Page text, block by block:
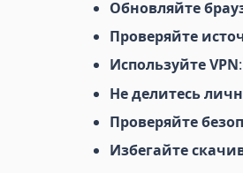
Обновляйте
Проверяйте
Используйте VPN
Не делитесь
Проверяйте
Избегайте